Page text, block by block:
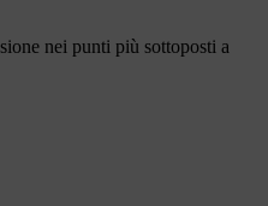
nei punti più sottoposti a